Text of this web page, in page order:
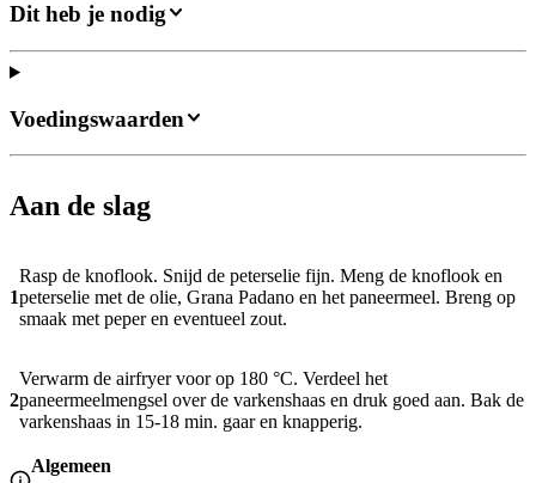
Dit heb je nodig
Aan de slag
1
Rasp de knoflook. Snijd de peterselie fijn. Meng de knoflook en
peterselie met de olie, Grana Padano en het paneermeel. Breng op
smaak met peper en eventueel zout.
2
Verwarm de airfryer voor op 180 °C. Verdeel het
paneermeelmengsel over de varkenshaas en druk goed aan. Bak de
varkenshaas in 15-18 min. gaar en knapperig.
Algemeen
Voedingswaarden